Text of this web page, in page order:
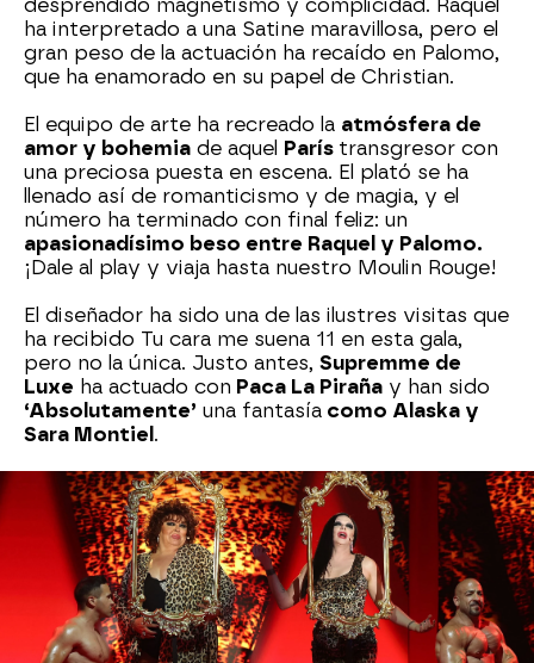
desprendido magnetismo y complicidad. Raquel
ha interpretado a una Satine maravillosa, pero el
gran peso de la actuación ha recaído en Palomo,
que ha enamorado en su papel de Christian.
El equipo de arte ha recreado la atmósfera de
amor y bohemia de aquel París transgresor con
una preciosa puesta en escena. El plató se ha
llenado así de romanticismo y de magia, y el
número ha terminado con final feliz: un
apasionadísimo beso entre Raquel y Palomo.
¡Dale al play y viaja hasta nuestro Moulin Rouge!
El diseñador ha sido una de las ilustres visitas que
ha recibido Tu cara me suena 11 en esta gala,
pero no la única. Justo antes, Supremme de
Luxe ha actuado con Paca La Piraña y han sido
‘Absolutamente’ una fantasía como Alaska y
Sara Montiel .
Con estética entre glam y discotequera, mucho
leopardo y dos culturistas posando con muy
poca ropa, ambas han sido puro show.
Supremme ha vuelto a demostrar su talento con
una imitación de 12, sumada a una caracterización
perfecta, y Paca ha estado soberbia como
Saritísima.¡Una actuación para enmarcar!